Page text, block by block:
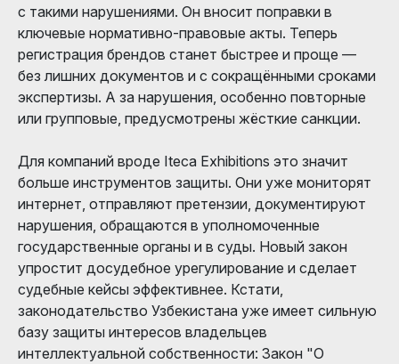
с такими нарушениями. Он вносит поправки в
ключевые нормативно-правовые акты. Теперь
регистрация брендов станет быстрее и проще —
без лишних документов и с сокращёнными сроками
экспертизы. А за нарушения, особенно повторные
или групповые, предусмотрены жёсткие санкции.
Для компаний вроде Iteca Exhibitions это значит
больше инструментов защиты. Они уже мониторят
интернет, отправляют претензии, документируют
нарушения, обращаются в уполномоченные
государственные органы и в суды. Новый закон
упростит досудебное урегулирование и сделает
судебные кейсы эффективнее. Кстати,
законодательство Узбекистана уже имеет сильную
базу защиты интересов владельцев
интеллектуальной собственности: Закон "О